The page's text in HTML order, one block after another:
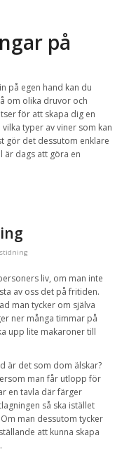
på
på egen hand kan du
om olika druvor och
för att skapa dig en
typer av viner som kan
gör det dessutom enklare
är dags att göra en
liv, om man inte
av oss det på fritiden.
man tycker om själva
ner många timmar på
upp lite makaroner till
är det som dom älskar?
man får utlopp för
en tavla där färger
så ska istället
man dessutom tycker
att kunna skapa